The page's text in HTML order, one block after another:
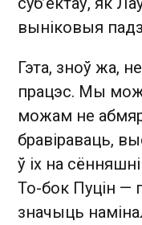
выніковыя
Гэта, зноў жа,
працэс. Мы
можам не
бравіраваць,
ў іх на
То-бок Пуцін —
значыць